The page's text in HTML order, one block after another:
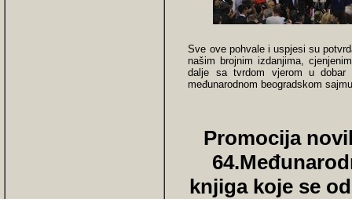
Sve ove pohvale i uspjesi su
našim brojnim izdanjima,
dalje sa tvrdom vjerom u
međunarodnom beogradskom
Promocija
knjiga koje se